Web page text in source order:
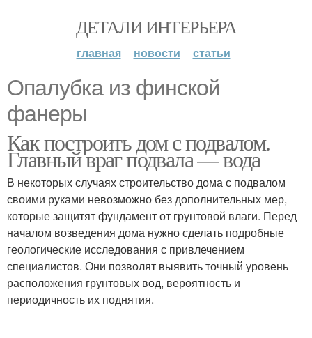
ДЕТАЛИ ИНТЕРЬЕРА
главная новости статьи
Опалубка из финской
фанеры
Как построить дом с подвалом.
Главный враг подвала — вода
В некоторых случаях строительство дома с подвалом
своими руками невозможно без дополнительных мер,
которые защитят фундамент от грунтовой влаги. Перед
началом возведения дома нужно сделать подробные
геологические исследования с привлечением
специалистов. Они позволят выявить точный уровень
расположения грунтовых вод, вероятность и
периодичность их поднятия.